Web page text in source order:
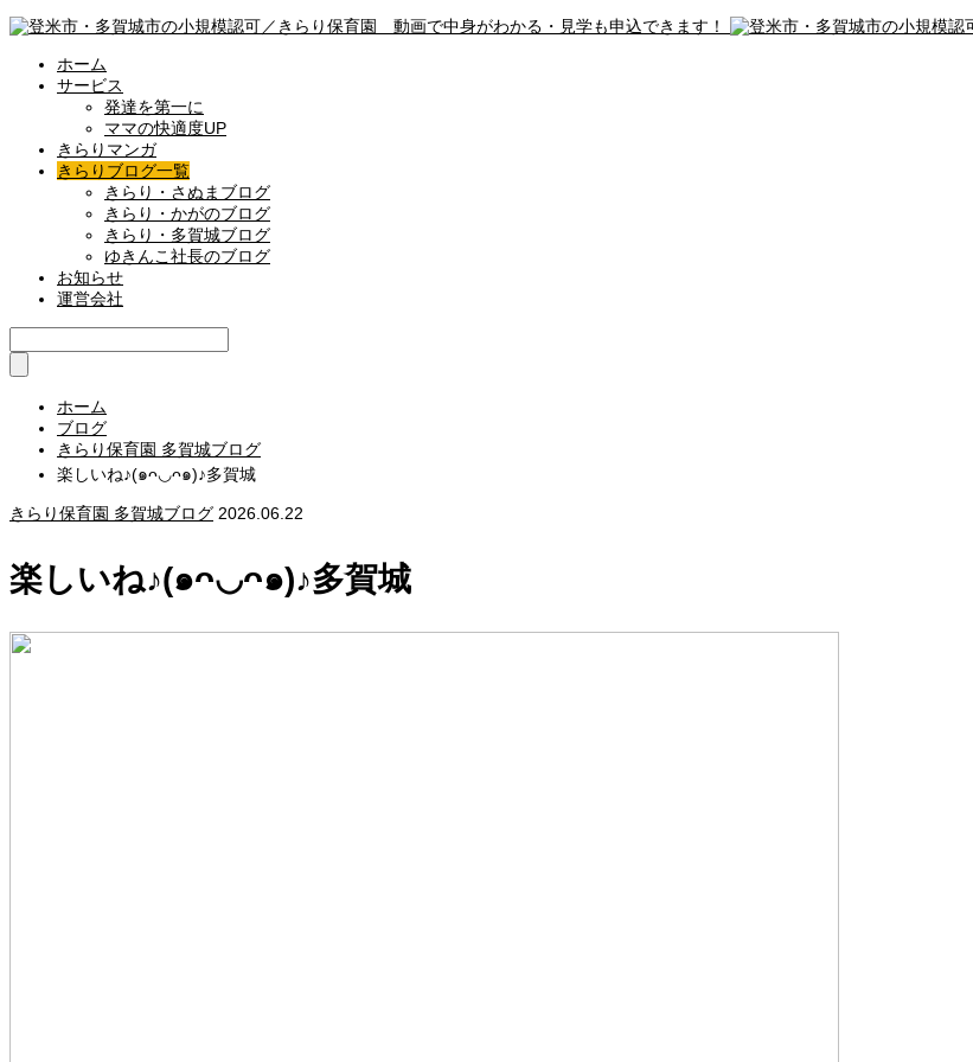
ホーム
サービス
発達を第一に
ママの快適度UP
きらりマンガ
きらりブログ一覧
きらり・さぬまブログ
きらり・かがのブログ
きらり・多賀城ブログ
ゆきんこ社長のブログ
お知らせ
運営会社
ホーム
ブログ
きらり保育園 多賀城ブログ
楽しいね♪(๑ᴖ◡ᴖ๑)♪多賀城
きらり保育園 多賀城ブログ 2026.06.22
楽しいね♪(๑ᴖ◡ᴖ๑)♪多賀城